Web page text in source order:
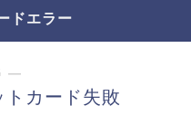
ドエラー
―
カード失敗